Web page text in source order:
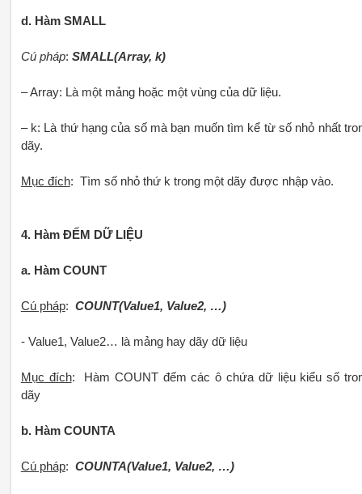
d. Hàm SMALL
Cú pháp: SMALL(Array, k)
– Array: Là một mảng hoặc một vùng của dữ liệu.
– k: Là thứ hạng của số mà bạn muốn tìm kể từ số nhỏ nhất
dãy.
Mục đích: Tìm số nhỏ thứ k trong một dãy được nhập vào.
4. Hàm ĐẾM DỮ LIỆU
a. Hàm COUNT
Cú pháp: COUNT(Value1, Value2, …)
- Value1, Value2… là mảng hay dãy dữ liệu
Mục đích: Hàm COUNT đếm các ô chứa dữ liệu kiểu số
dãy
b. Hàm COUNTA
Cú pháp: COUNTA(Value1, Value2, …)